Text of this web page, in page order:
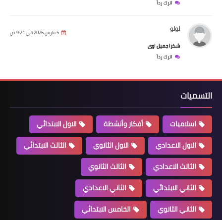
اترك رداً
لولو 5 مارس 2026 في 9:21 ص
شكرا جميل اوى
اترك رداً
التسميات
اسلاميات أفكار وأنشطة
الاول الابتدائي
الاول الاعدادي
الاول الثانوي
الثالث الابتدائي
الثالث الاعدادي
الثالث الثانوي
الثاني الابتدائي
الثاني الاعدادي
الثاني الثانوي
الخامس الابتدائي